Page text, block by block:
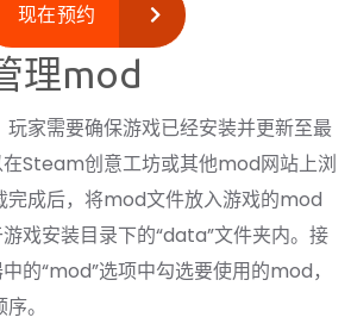
现在预约
理mod
家需要确保游戏已经安装并更新至最
Steam创意工坊或其他mod网站上浏
完成后，将mod文件放入游戏的mod
戏安装目录下的“data”文件夹内。接
的“mod”选项中勾选要使用的mod，
。